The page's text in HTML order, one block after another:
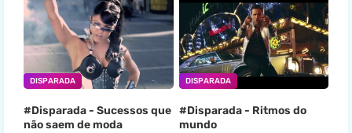
DISPARADA
#Disparada - Sucessos que
não saem de moda
DISPARADA
#Disparada - Ritmos do
mundo